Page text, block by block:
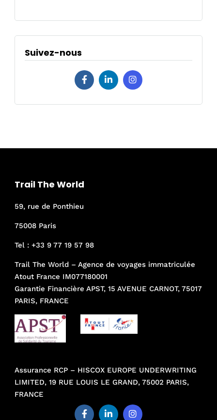
Suivez-nous
Trail The World
59, rue de Ponthieu
75008 Paris
Tel : +33 9 77 19 57 98
Trail The World – Agence de voyages immatriculée
Atout France IM077180001
Garantie Financière APST, 15 AVENUE CARNOT, 75017
PARIS, FRANCE
Assurance RCP – HISCOX EUROPE UNDERWRITING
LIMITED, 19 RUE LOUIS LE GRAND, 75002 PARIS,
FRANCE